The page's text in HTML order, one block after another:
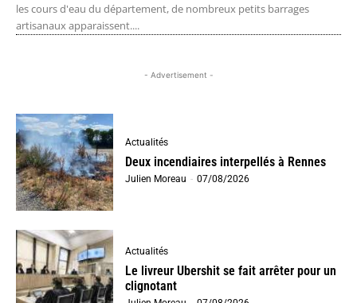
les cours d'eau du département, de nombreux petits barrages
artisanaux apparaissent....
- Advertisement -
Actualités
Deux incendiaires interpellés à Rennes
Julien Moreau - 07/08/2026
Actualités
Le livreur Ubershit se fait arrêter pour un
clignotant